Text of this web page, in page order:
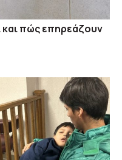
και πώς επηρεάζουν